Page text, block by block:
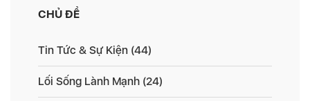
CHỦ ĐỀ
Tin Tức & Sự Kiện (44)
Lối Sống Lành Mạnh (24)